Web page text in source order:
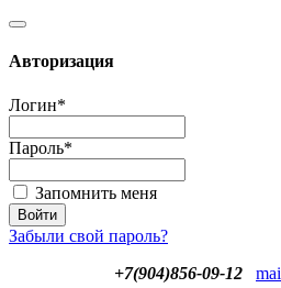
Авторизация
Логин*
Пароль*
Запомнить меня
Забыли свой пароль?
+7(904)856-09-12